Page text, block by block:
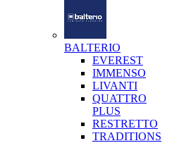
BALTERIO
EVEREST
IMMENSO
LIVANTI
QUATTRO
PLUS
RESTRETTO
TRADITIONS